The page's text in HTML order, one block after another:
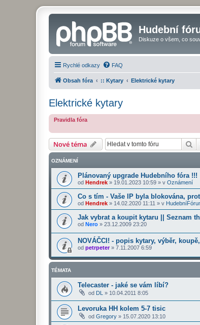
Hudební
Diskuze o všem, co
Rychlé odkazy FAQ
Obsah fóra :: Kytary Elektrické kytary
Elektrické kytary
Pravidla fóra
Nové téma
OZNÁMENÍ
Plánovaný upgrade Hudebního fóra !!!
od Hendrek » 19.01.2023 10:59 » v Oznámení
Co s tím - Vaše IP byla blokována,
od Hendrek » 14.02.2020 11:11 » v
Jak vybrat a koupit kytaru || Seznam
od Nero » 23.12.2009 23:20
NOVÁČCI! - popis kytary, výběr,
od petrpeter» 7.11.2007 6:59
TÉMATA
Telecaster - jaké se vám líbí?
od DL » 10.04.2011 8:05
Levoruka HH kolem 5-7 tisic
od Gregory » 15.07.2020 13:10